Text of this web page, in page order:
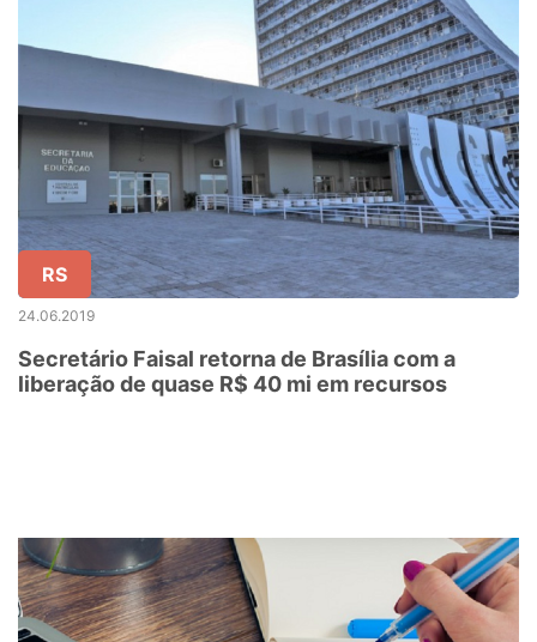
RS
24.06.2019
Secretário Faisal retorna de Brasília com a
liberação de quase R$ 40 mi em recursos